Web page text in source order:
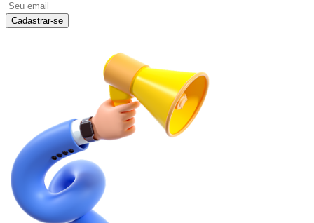
Cadastrar-se